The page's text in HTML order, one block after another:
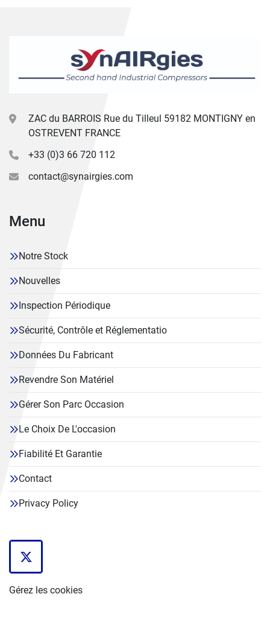
ZAC du BARROIS Rue du Tilleul 59182 MONTIGNY en
OSTREVENT FRANCE
+33 (0)3 66 720 112
contact@synairgies.com
Menu
Notre Stock
Nouvelles
Inspection Périodique
Sécurité, Contrôle et Réglementatio
Données Du Fabricant
Revendre Son Matériel
Gérer Son Parc Occasion
Le Choix De L'occasion
Fiabilité Et Garantie
Contact
Privacy Policy
twitter
Gérez les cookies